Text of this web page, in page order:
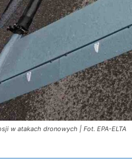
w atakach dronowych | Fot. EPA-ELTA